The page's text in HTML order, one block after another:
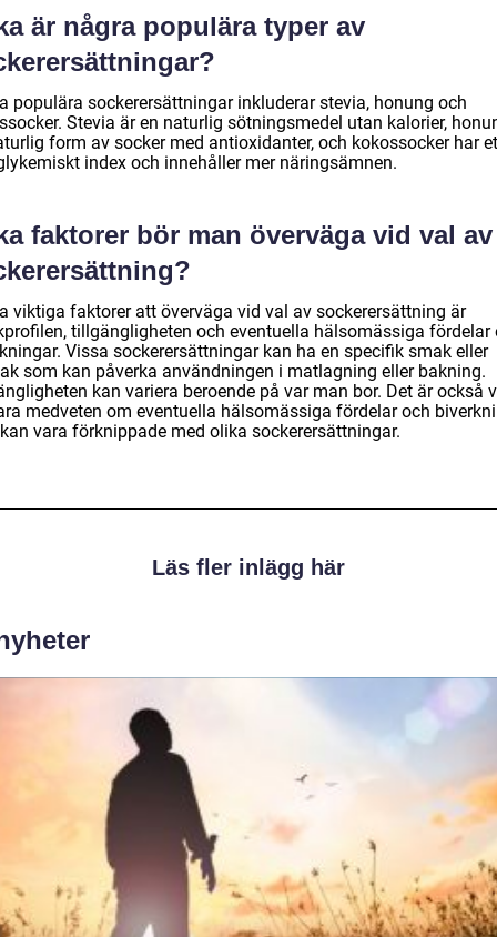
är några populära typer av
populära sockerersättningar inkluderar stevia, honung och
Stevia är en naturlig sötningsmedel utan kalorier,
form av socker med antioxidanter, och kokossocker har
index och innehåller mer näringsämnen.
faktorer bör man överväga vid val av
viktiga faktorer att överväga vid val av sockerersättning är
tillgängligheten och eventuella hälsomässiga fördelar
Vissa sockerersättningar kan ha en specifik smak eller
som kan påverka användningen i matlagning eller bakning.
kan variera beroende på var man bor. Det är också
medveten om eventuella hälsomässiga fördelar och
vara förknippade med olika sockerersättningar.
Läs fler inlägg här